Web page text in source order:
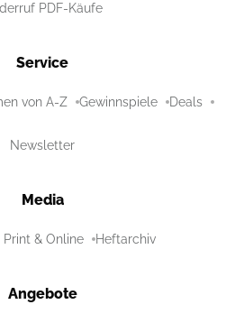
PDF-Käufe
Service
von A-Z Gewinnspiele Deals
Newsletter
Media
& Online Heftarchiv
Angebote